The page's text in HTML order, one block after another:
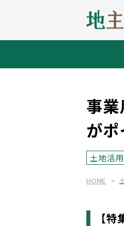
事
がポ
土地活用
HOME
【